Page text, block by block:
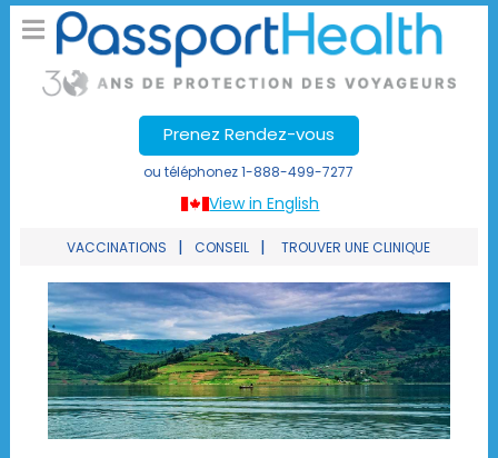
View in English
Prenez Rendez-vous
ou téléphonez1-888-499-7277
VACCINATIONS | CONSEIL | TROUVER UNE CLINIQUE